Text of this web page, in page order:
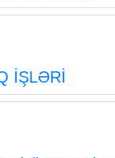
İŞLƏRİ